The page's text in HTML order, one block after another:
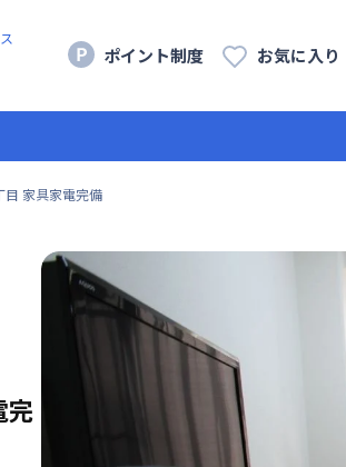
ポイント制度 お気に入り
目 家具家電完備
完